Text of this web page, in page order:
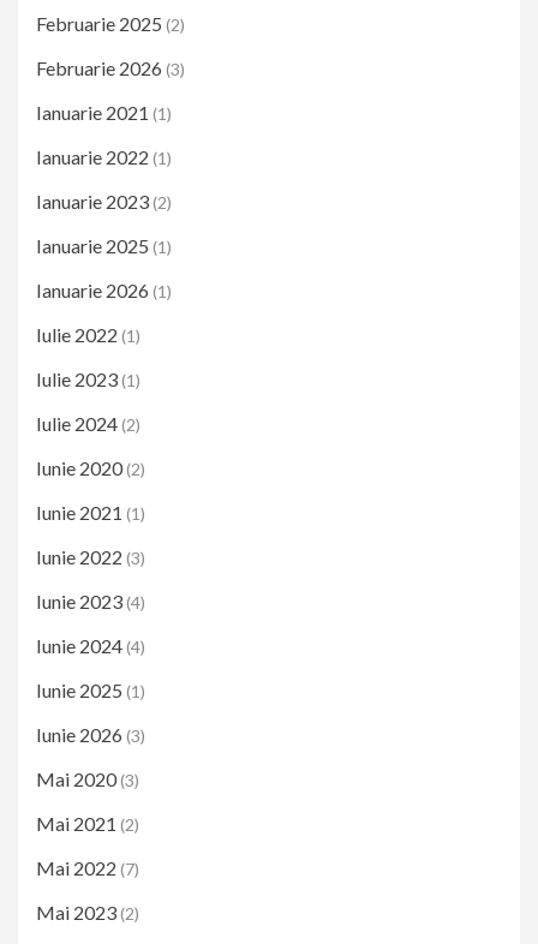
Februarie 2025 (2)
Februarie 2026 (3)
Ianuarie 2021 (1)
Ianuarie 2022 (1)
Ianuarie 2023(2)
Ianuarie 2025 (1)
Ianuarie 2026 (1)
Iulie 2022 (1)
Iulie 2023(1)
Iulie 2024(2)
Iunie 2020(2)
Iunie 2021 (1)
Iunie 2022 (3)
Iunie 2023(4)
Iunie 2024(4)
Iunie 2025 (1)
Iunie 2026 (3)
Mai 2020(3)
Mai 2021 (2)
Mai 2022 (7)
Mai 2023(2)